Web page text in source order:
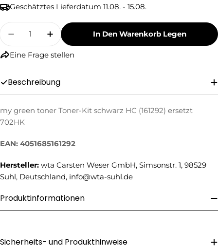
Geschätztes Lieferdatum 11.08. - 15.08.
Menge
Menge Für My Green Toner Toner-Kit
Menge Für My Green Toner Toner-
In Den Warenkorb Legen
Eine Frage stellen
Name
Ihre
E-
Telefonnummer
Beschreibung
my green toner Toner-Kit schwarz HC (161292) ersetzt
702HK
EAN: 4051685161292
Hersteller: wta Carsten Weser GmbH, Simsonstr. 1, 98529
Suhl, Deutschland, info@wta-suhl.de
Produktinformationen
Sicherheits- und Produkthinweise